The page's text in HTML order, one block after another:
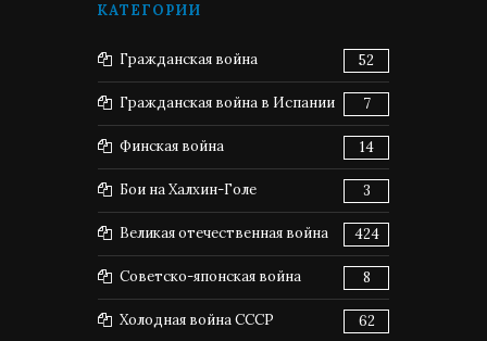
КАТЕГОРИИ
Гражданская война 52
Гражданская война в Испании 7
Финская война 14
Бои на Халхин-Голе 3
Великая отечественная война 424
Советско-японская война 8
Холодная война СССР 62